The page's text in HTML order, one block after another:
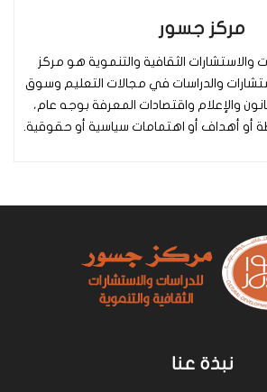
مركز جسور
والاستشارات الثقافية والتنموية هو مركز
والدراسات في مجالات التعليم وسوق
والإعلام واقتصادات المعرفة بوجه عام،
أو أهداف أو اهتمامات سياسية أو حقوقية.
نبذة عنا